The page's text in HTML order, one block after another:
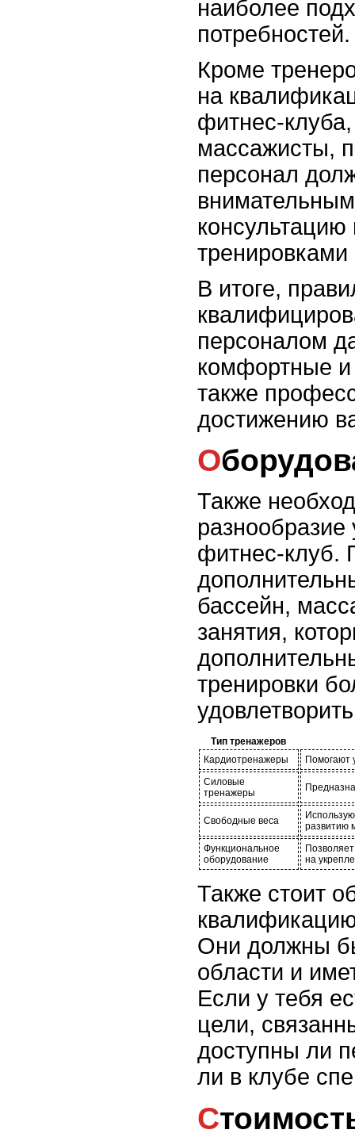
наиболее
потребностей.
Кроме
на
фитнес-
массажисты,
персонал
В итоге,
персоналом
комфортные и
также
достижению
Также
разнообразие
фитнес-клуб.
бассейн,
занятия,
тренировки
Тип тренажеров
Кардиотренажеры
Помогают
Силовые
тренажеры
Свободные веса
развитию
Функциональное
оборудование
на
Также стоит
Они должны
области и
Если у тебя
цели,
доступны ли
ли в клубе